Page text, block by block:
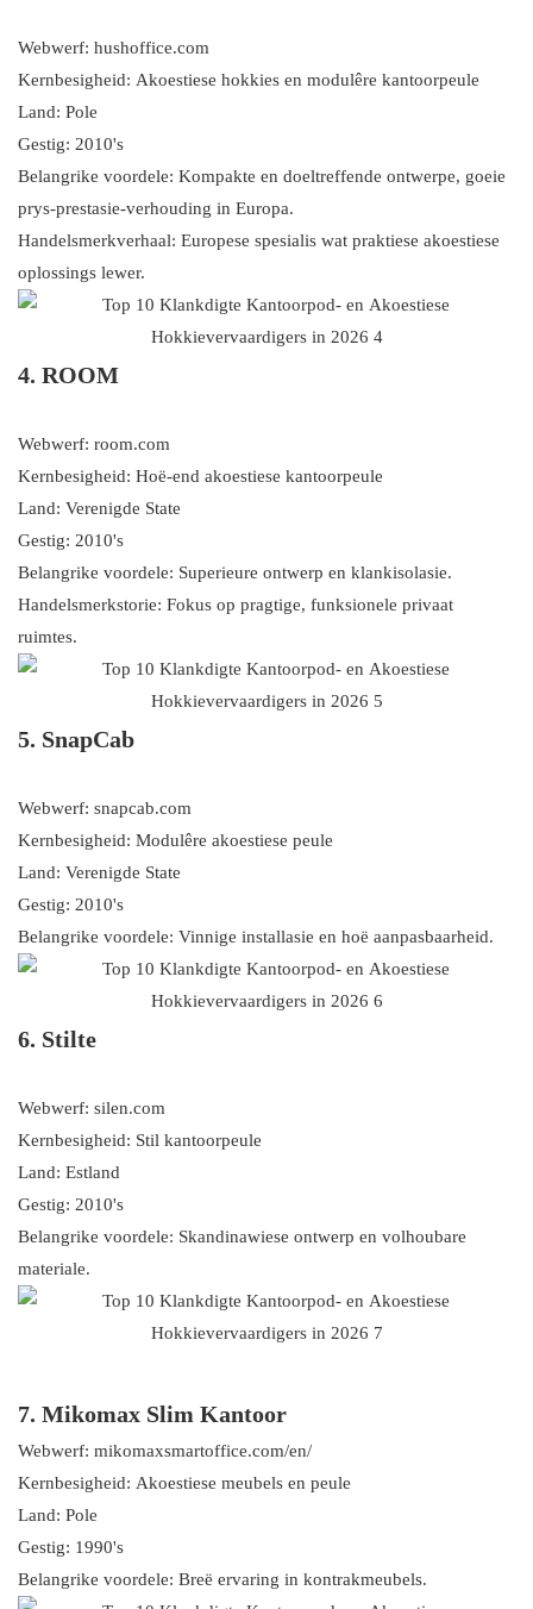
Webwerf: hushoffice.com
Kernbesigheid: Akoestiese hokkies en modulêre kantoorpeule
Land: Pole
Gestig: 2010's
Belangrike voordele: Kompakte en doeltreffende ontwerpe, goeie
prys-prestasie-verhouding in Europa.
Handelsmerkverhaal: Europese spesialis wat praktiese akoestiese
oplossings lewer.
4. ROOM
Webwerf: room.com
Kernbesigheid: Hoë-end akoestiese kantoorpeule
Land: Verenigde State
Gestig: 2010's
Belangrike voordele: Superieure ontwerp en klankisolasie.
Handelsmerkstorie: Fokus op pragtige, funksionele privaat
ruimtes.
5. SnapCab
Webwerf: snapcab.com
Kernbesigheid: Modulêre akoestiese peule
Land: Verenigde State
Gestig: 2010's
Belangrike voordele: Vinnige installasie en hoë aanpasbaarheid.
6. Stilte
Webwerf: silen.com
Kernbesigheid: Stil kantoorpeule
Land: Estland
Gestig: 2010's
Belangrike voordele: Skandinawiese ontwerp en volhoubare
materiale.
7. Mikomax Slim Kantoor
Webwerf: mikomaxsmartoffice.com/en/
Kernbesigheid: Akoestiese meubels en peule
Land: Pole
Gestig: 1990's
Belangrike voordele: Breë ervaring in kontrakmeubels.